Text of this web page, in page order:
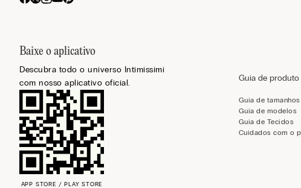
Baixe o aplicativo
Descubra todo o universo Intimissimi
com nosso aplicativo oficial.
APP STORE / PLAY STORE
Guia de produto
Guia de tamanhos
Guia de modelos
Guia de Tecidos
Cuidados com o